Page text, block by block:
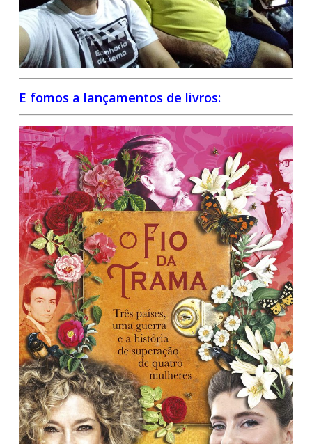
E fomos a lançamentos de livros: